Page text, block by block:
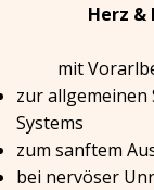
Herz
mit
zur
Systems
zum sanftem
bei nervöser